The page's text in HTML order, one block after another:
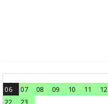
06 07 08 09 10 11 12
22
23